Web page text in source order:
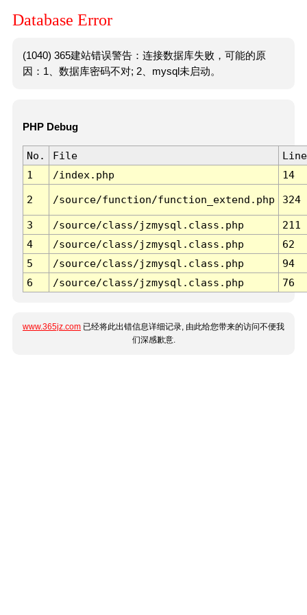
Database Error
(1040) 365建站错误警告：连接数据库失败，可能的原
因：1、数据库密码不对; 2、mysql未启动。
PHP Debug
No. File
Line
1
/index.php 14
2 /source/function/function_extend.php 324
3 /source/class/jzmysql.class.php
211
4
/source/class/jzmysql.class.php
62
5
/source/class/jzmysql.class.php
94
6
/source/class/jzmysql.class.php 76
www.365jz.com 已经将此出错信息详细记录, 由此给您带来的访问不便我
们深感歉意.